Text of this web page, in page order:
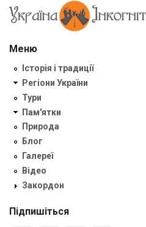
Меню
Історія і традиції
Регіони України
Тури
Пам'ятки
Природа
Блог
Галереї
Відео
Закордон
Підпишіться